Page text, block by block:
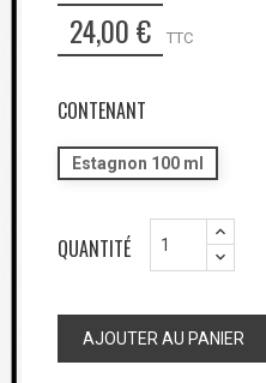
24,00 € TTC
CONTENANT
Estagnon 100 ml
QUANTITÉ
AJOUTER AU PANIER